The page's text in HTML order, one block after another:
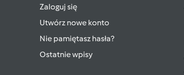
Zaloguj się
Utwórz nowe konto
Nie pamiętasz hasła?
Ostatnie wpisy